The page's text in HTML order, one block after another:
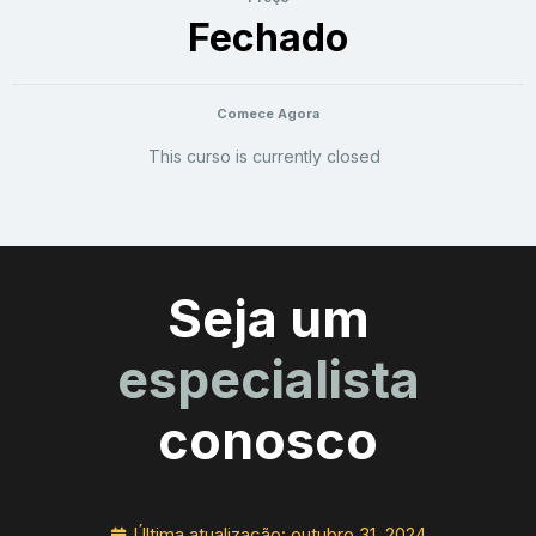
Fechado
Comece Agora
This curso is currently closed
Seja um
especialista
conosco